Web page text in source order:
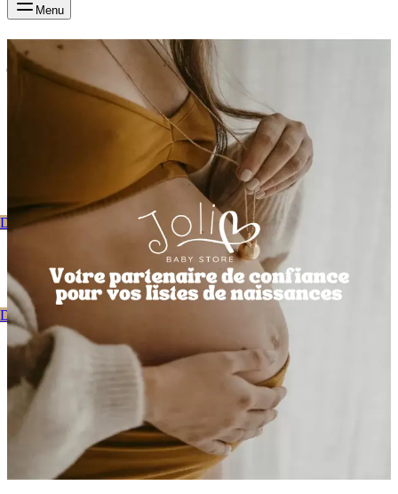
Menu
joli coeur baby store | liste de
naissance | Marche-en-
Famenne, Belgique
Bienvenue Chez Joli Coeur
Découvrez notre catalogue
Bienvenue Chez Joli Coeur
Découvrez notre catalogue
Nos dernières nouveautés